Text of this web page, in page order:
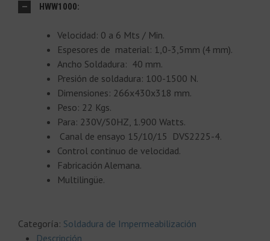
HWW1000:
Velocidad: 0 a 6 Mts / Min.
Espesores de material: 1,0-3,5mm (4 mm).
Ancho Soldadura: 40 mm.
Presión de soldadura: 100-1500 N.
Dimensiones: 266x430x318 mm.
Peso: 22 Kgs.
Para: 230V/50HZ, 1.900 Watts.
Canal de ensayo 15/10/15 DVS2225-4.
Control continuo de velocidad.
Fabricación Alemana.
Multilingüe.
Categoría: Soldadura de Impermeabilización
Descripción